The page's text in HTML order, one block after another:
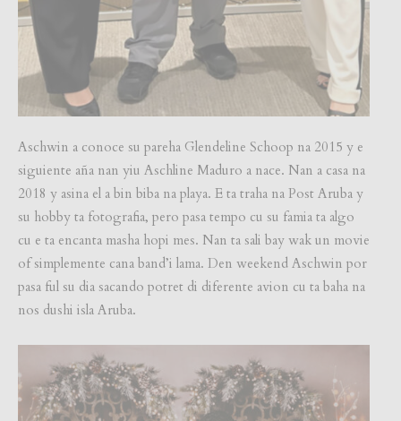
Aschwin a conoce su pareha Glendeline Schoop na 2015 y e
siguiente aña nan yiu Aschline Maduro a nace. Nan a casa na
2018 y asina el a bin biba na playa. E ta traha na Post Aruba y
su hobby ta fotografia, pero pasa tempo cu su famia ta algo
cu e ta encanta masha hopi mes. Nan ta sali bay wak un movie
of simplemente cana band’i lama. Den weekend Aschwin por
pasa ful su dia sacando potret di diferente avion cu ta baha na
nos dushi isla Aruba.